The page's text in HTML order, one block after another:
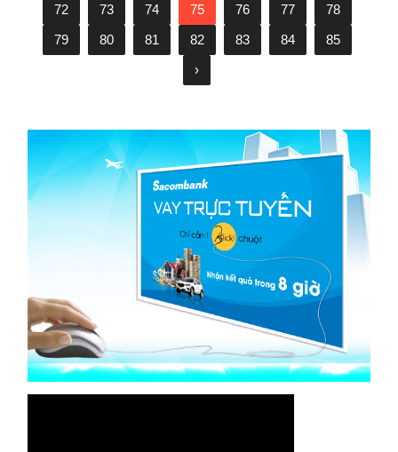
72
73 74 75 76 77
78
79
80 81 82 83 84
85
›